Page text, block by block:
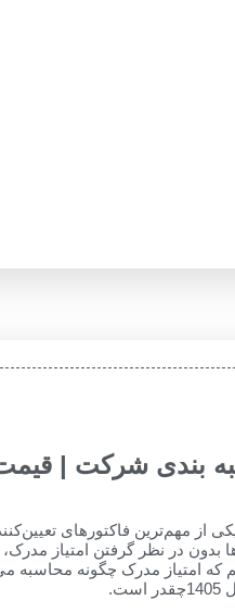
بندی شرکت | قیمت
از مهم‌ترین فاکتورهای
بدون در نظر گرفتن امتیاز
امتیاز مدرک چگونه محاسبه